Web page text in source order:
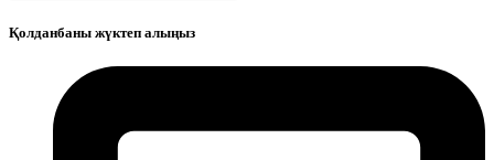
Қолданбаны жүктеп алыңыз